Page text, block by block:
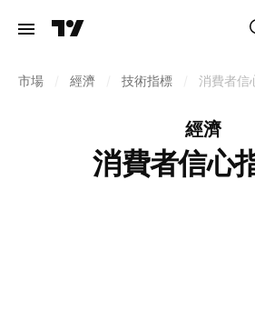
市場 經濟 技術指標 消費者信
經濟
消費者信心